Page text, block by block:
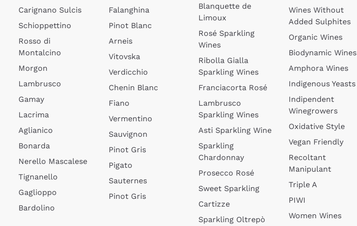
Carignano Sulcis
Schioppettino
Rosso di
Montalcino
Morgon
Lambrusco
Gamay
Lacrima
Aglianico
Bonarda
Nerello Mascalese
Tignanello
Gaglioppo
Bardolino
Falanghina
Pinot Blanc
Arneis
Vitovska
Verdicchio
Chenin Blanc
Fiano
Vermentino
Sauvignon
Pinot Gris
Pigato
Sauternes
Pinot Gris
Blanquette de
Limoux
Rosé Sparkling
Wines
Ribolla Gialla
Sparkling Wines
Franciacorta Rosé
Lambrusco
Sparkling Wines
Asti Sparkling Wine
Sparkling
Chardonnay
Prosecco Rosé
Sweet Sparkling
Cartizze
Sparkling Oltrepò
Wines Without
Added Sulphites
Organic Wines
Biodynamic Wines
Amphora Wines
Indigenous Yeasts
Indipendent
Winegrowers
Oxidative Style
Vegan Friendly
Recoltant
Manipulant
Triple A
PIWI
Women Wines